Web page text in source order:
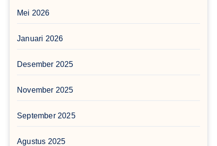
Mei 2026
Januari 2026
Desember 2025
November 2025
September 2025
Agustus 2025